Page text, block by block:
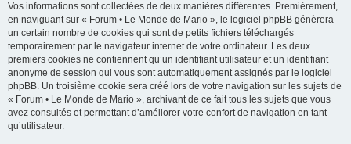
Vos informations sont collectées de deux manières différentes. Premièrement,
en naviguant sur « Forum • Le Monde de Mario », le logiciel phpBB génèrera
un certain nombre de cookies qui sont de petits fichiers téléchargés
temporairement par le navigateur internet de votre ordinateur. Les deux
premiers cookies ne contiennent qu’un identifiant utilisateur et un identifiant
anonyme de session qui vous sont automatiquement assignés par le logiciel
phpBB. Un troisième cookie sera créé lors de votre navigation sur les sujets de
« Forum • Le Monde de Mario », archivant de ce fait tous les sujets que vous
avez consultés et permettant d’améliorer votre confort de navigation en tant
qu’utilisateur.